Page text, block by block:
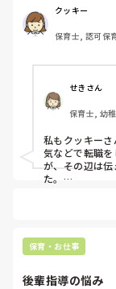
私自身、園の雰
正直なところ、
ところに重きを置
皆さんは、志望
音はどうですか？
クッキー
保育士, 認可保
せきさん
保育士, 幼
私もクッキー
気などで転職を
が、その辺は
た。
保育・お仕事
後輩指導の悩み